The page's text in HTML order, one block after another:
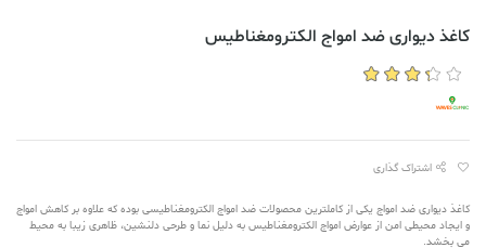
کاغذ دیواری ضد امواج الکترومغناطیس
اشتراک گذاری
کاغذ دیواری ضد امواج یکی از کاملترین محصولات ضد امواج الکترومغناطیسی بوده که علاوه بر کاهش امواج
و ایجاد محیطی امن از عوارض امواج الکترومغناطیس به دلیل نما و طرحی دلنشین، ظاهری زیبا به محیط
می بخشد.